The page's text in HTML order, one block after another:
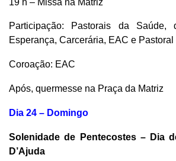
Participação: Pastorais da Saúde,
Esperança, Carcerária, EAC e
Coroação: EAC
Após, quermesse na Praça da Matriz
Dia 24 – Domingo
Solenidade de Pentecostes – Dia
D’Ajuda